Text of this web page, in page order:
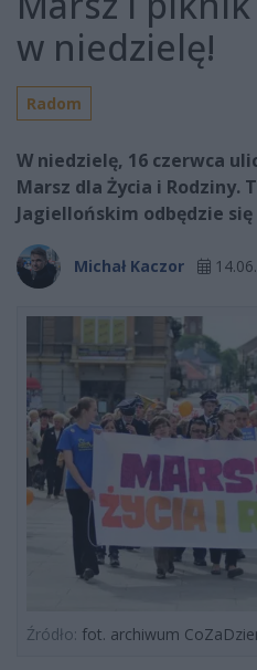
w niedzielę!
Radom
W niedzielę, 16 czerwca
Marsz dla Życia i Rodziny.
Jagiellońskim odbędzie
Michał Kaczor
Źródło: fot. archiwum